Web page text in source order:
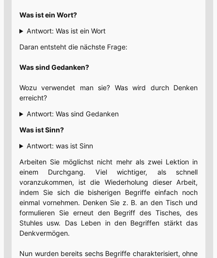
Was ist ein Wort?
Antwort: Was ist ein Wort
Daran entsteht die nächste Frage:
Was sind Gedanken?
Wozu verwendet man sie? Was wird durch Denken
erreicht?
Antwort: Was sind Gedanken
Was ist Sinn?
Antwort: was ist Sinn
Arbeiten Sie möglichst nicht mehr als zwei Lektion in
einem Durchgang. Viel wichtiger, als schnell
voranzukommen, ist die Wiederholung dieser Arbeit,
indem Sie sich die bisherigen Begriffe einfach noch
einmal vornehmen. Denken Sie z. B. an den Tisch und
formulieren Sie erneut den Begriff des Tisches, des
Stuhles usw. Das Leben in den Begriffen stärkt das
Denkvermögen.
Nun wurden bereits sechs Begriffe charakterisiert, ohne